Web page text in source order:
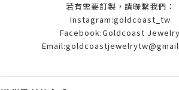
若有需要訂製，請聯繫我們：
Instagram:goldcoast_tw
Facebook:Goldcoast Jewelry